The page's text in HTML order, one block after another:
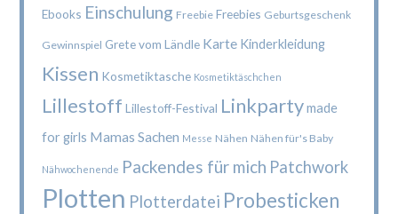
Ebooks Einschulung Freebie Freebies Geburtsgeschenk
Gewinnspiel Grete vom Ländle Karte Kinderkleidung
Kissen Kosmetiktasche Kosmetiktäschchen
Lillestoff Lillestoff-Festival Linkpartymade
for girls Mamas Sachen Messe Nähen Nähen für's Baby
Nähwochenende Packendes für mich Patchwork
Plotten Plotterdatei Probesticken